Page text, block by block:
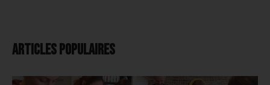
ARTICLES POPULAIRES